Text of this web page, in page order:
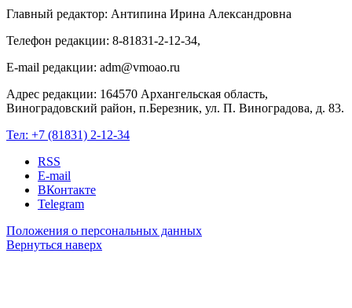
Главный редактор: Антипина Ирина Александровна
Телефон редакции: 8-81831-2-12-34,
E-mail редакции: adm@vmoao.ru
Адрес редакции: 164570 Архангельская область,
Виноградовский район, п.Березник, ул. П. Виноградова, д. 83.
Тел: +7 (81831) 2-12-34
RSS
E-mail
ВКонтакте
Telegram
Положения о персональных данных
Вернуться наверх